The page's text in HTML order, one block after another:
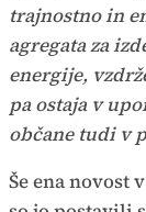
trajnostno in
agregata za
energije,
pa ostaja v
občane tudi v
Še ena novost